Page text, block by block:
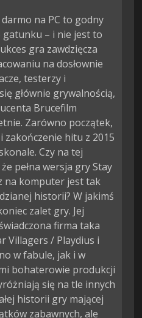
na PC to godny
– i nie jest to
gra zawdzięcza
na dosłownie
testerzy i
głównie grywalnością,
Brucefilm
Zarówno początek,
zakończenie hitu z 2015
Czy na tej
pełna wersja gry Stay
na komputer jest tak
historii? W jakimś
zalet gry. Jej
firma taka
Villagers / Playdius i
w fabule, jak i w
bohaterowie produkcji
się na tle innych
historii gry mającej
zabawnych, ale